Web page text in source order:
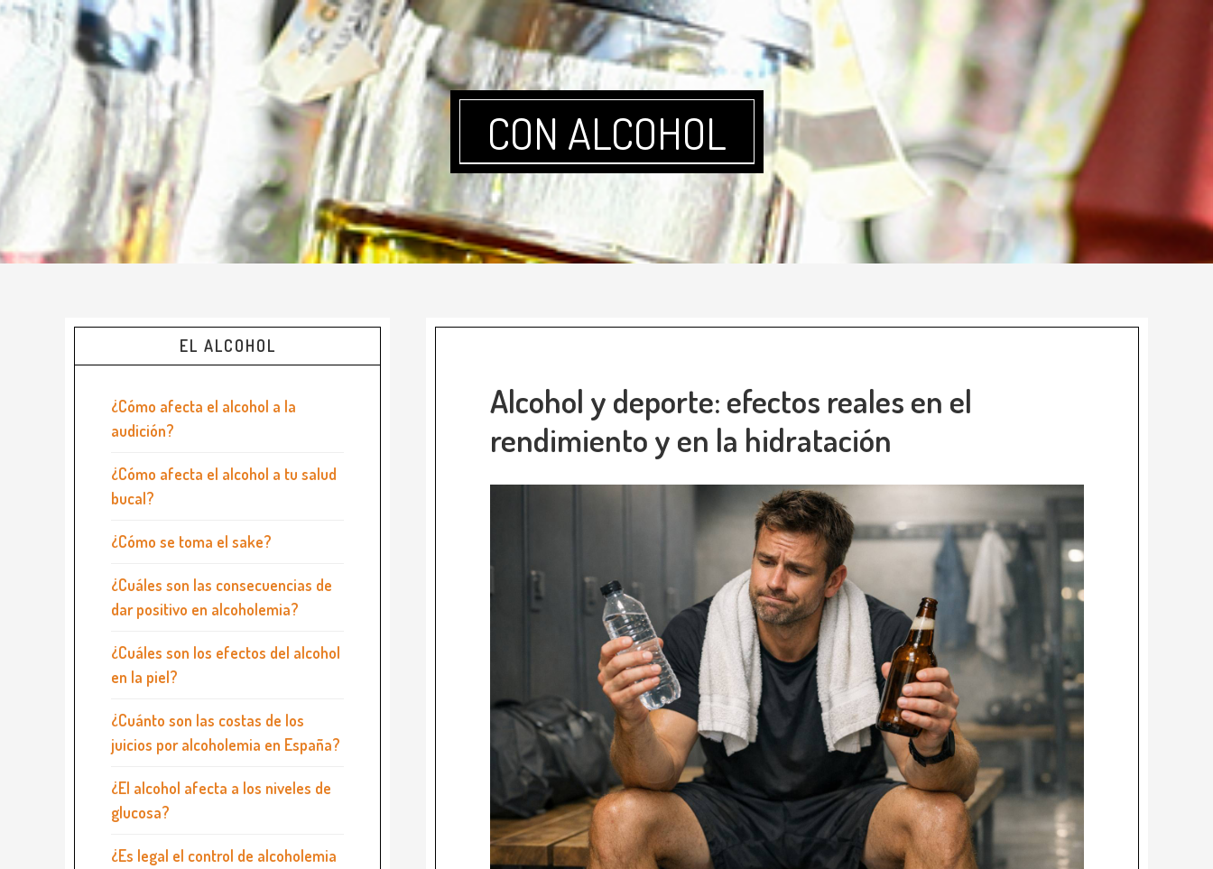
CON ALCOHOL
Alcohol y deporte: efectos reales en el
rendimiento y en la hidratación
EL ALCOHOL
¿Cómo afecta el alcohol a la
audición?
¿Cómo afecta el alcohol a tu salud
bucal?
¿Cómo se toma el sake?
¿Cuáles son las consecuencias de
dar positivo en alcoholemia?
¿Cuáles son los efectos del alcohol
en la piel?
¿Cuánto son las costas de los
juicios por alcoholemia en España?
¿El alcohol afecta a los niveles de
glucosa?
¿Es legal el control de alcoholemia